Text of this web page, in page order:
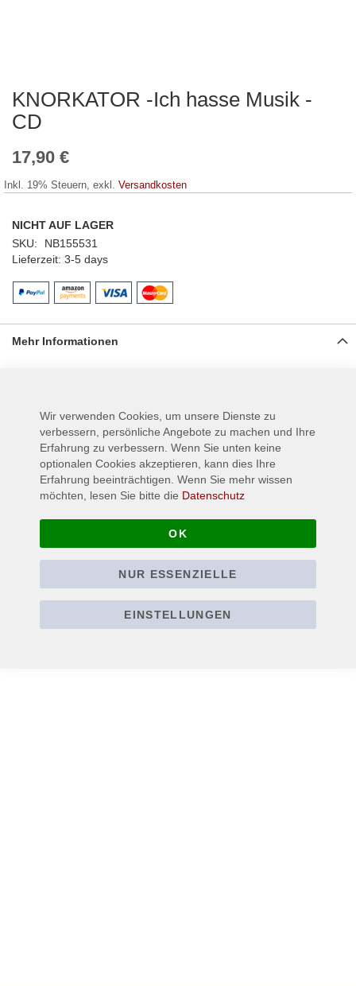
KNORKATOR -Ich hasse Musik -
CD
17,90 €
Inkl. 19% Steuern, exkl. Versandkosten
NICHT AUF LAGER
SKU
NB155531
Lieferzeit 3-5 days
Zum
der
springen
Mehr Informationen
Wir verwenden Cookies, um unsere Dienste zu
verbessern, persönliche Angebote zu machen und Ihre
Erfahrung zu verbessern. Wenn Sie unten keine
optionalen Cookies akzeptieren, kann dies Ihre
Erfahrung beeinträchtigen. Wenn Sie mehr wissen
möchten, lesen Sie bitte die Datenschutz
OK
NUR ESSENZIELLE
EINSTELLUNGEN